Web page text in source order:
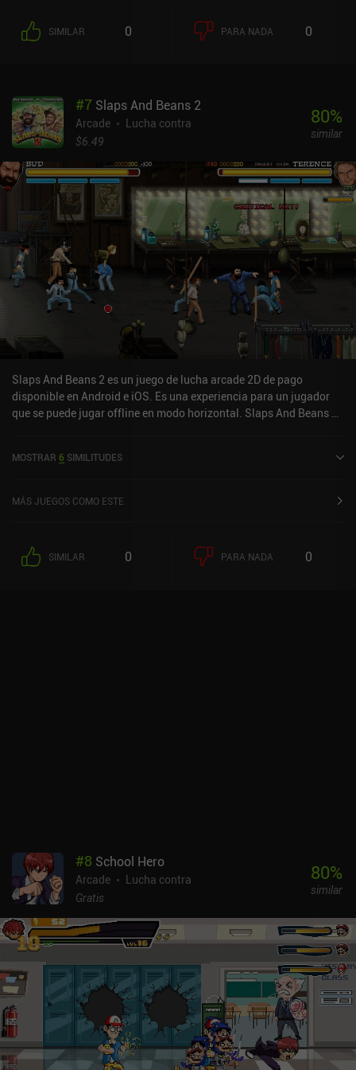
SIMILAR 0 PARA NADA 0
#7 Slaps And Beans 2
Arcade
Lucha contra
$6.49
80%
similar
Slaps And Beans 2 es un juego de lucha arcade 2D de pago
disponible en Android e iOS. Es una experiencia para un jugador
que se puede jugar offline en modo horizontal. Slaps And Beans 2
MOSTRAR 6 SIMILITUDES
MÁS JUEGOS COMO ESTE
SIMILAR 0 PARA NADA 0
#8 School Hero
Arcade
Lucha contra
Gratis
80%
similar